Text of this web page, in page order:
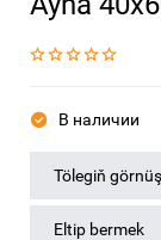
В наличии
Tölegiň
Eltip bermek